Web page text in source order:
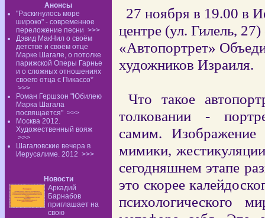
Анонсы
"Раскинулось море
широко" - современное
переложение песни >>>
Дэвид МакНил о своём
детстве и своём отце
Марке Шагале, о потолке
парижской Оперы Гарнье
и о сложных отношениях
своего отца с Пикассо*
>>>
Роман Гершзон "Юбилею
Марка Шагала
посвящается" >>>
Москва 2012.
Художественный вояж
>>>
Шагаловские вечера в
Иерусалиме. 2012 >>>
Новости
Аркадий
Барнабов
приглашает на
свою
27 ноября в 19.00 в
центре (ул. Гилель,
«Автопортрет»
художников Израиля.
Что такое
толковании -
самим. Изображение
мимики,
сегодняшнем этапе
это скорее
психологического